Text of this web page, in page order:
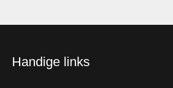
Handige links